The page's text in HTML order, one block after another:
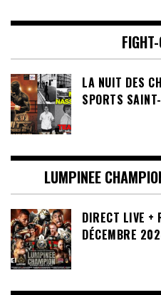
LA NUIT DES
SPORTS
LUMPINEE
DIRECT LIVE +
DÉCEMBRE